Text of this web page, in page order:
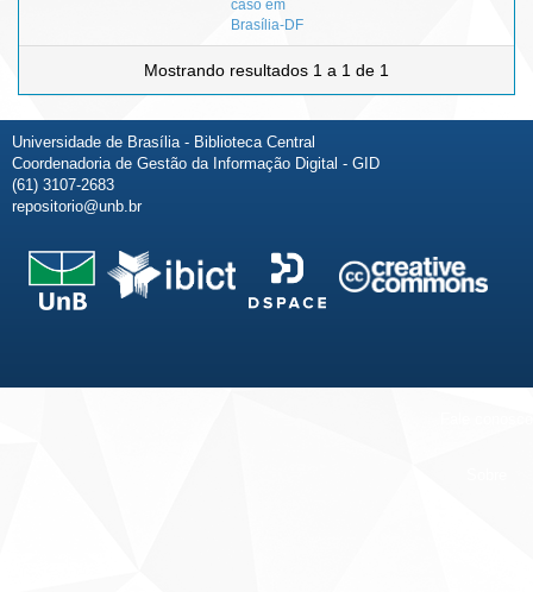
caso em
Brasília-DF
Mostrando resultados 1 a 1 de 1
Universidade de Brasília - Biblioteca Central
Coordenadoria de Gestão da Informação Digital - GID
(61) 3107-2683
repositorio@unb.br